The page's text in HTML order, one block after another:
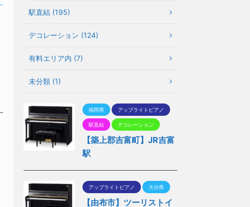
駅直結 (195)
デコレーション (124)
有料エリア内 (7)
未分類 (1)
福岡県 アップライトピアノ
駅直結 デコレーション
【築上郡吉富町】JR吉富
駅
アップライトピアノ 大分県
【由布市】ツーリストイ